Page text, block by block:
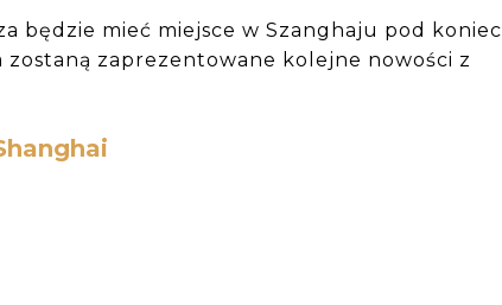
będzie mieć miejsce w Szanghaju pod koniec
zaprezentowane kolejne nowości z